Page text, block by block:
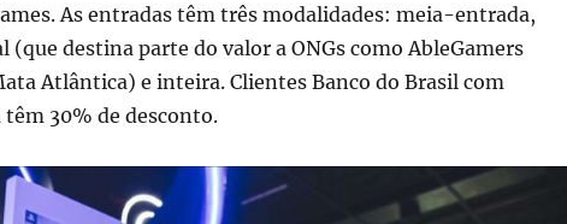
As entradas têm três modalidades: meia-entrada,
(que destina parte do valor a ONGs como AbleGamers
Atlântica) e inteira. Clientes Banco do Brasil com
têm 30% de desconto.